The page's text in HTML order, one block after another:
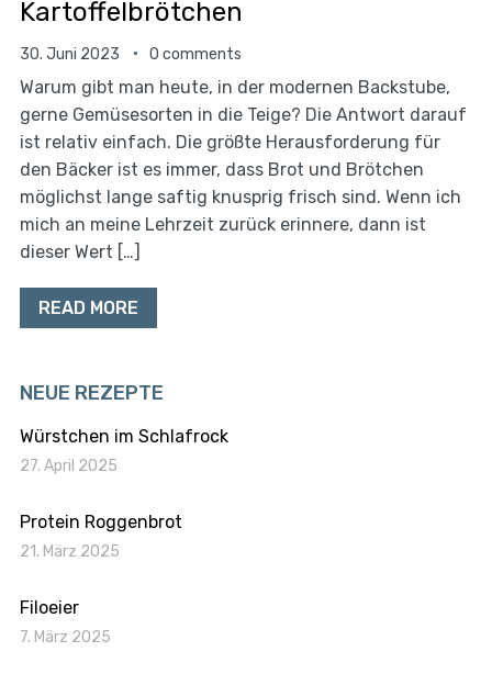
Kartoffelbrötchen
30. Juni 2023 0 comments
Warum gibt man heute, in der modernen Backstube,
gerne Gemüsesorten in die Teige? Die Antwort darauf
ist relativ einfach. Die größte Herausforderung für
den Bäcker ist es immer, dass Brot und Brötchen
möglichst lange saftig knusprig frisch sind. Wenn ich
mich an meine Lehrzeit zurück erinnere, dann ist
dieser Wert […]
READ MORE
NEUE REZEPTE
Würstchen im Schlafrock
27. April 2025
Protein Roggenbrot
21. März 2025
Filoeier
7. März 2025